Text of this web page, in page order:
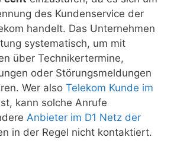
des Kundenservice der
handelt. Das Unternehmen
systematisch, um mit
über Technikertermine,
oder Störungsmeldungen
Wer also Telekom Kunde im
kann solche Anrufe
Anbieter im D1 Netz der
in der Regel nicht kontaktiert.